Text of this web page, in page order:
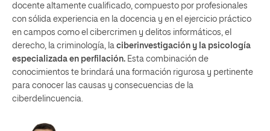
docente altamente cualificado, compuesto por profesionales
con sólida experiencia en la docencia y en el ejercicio práctico
en campos como el cibercrimen y delitos informáticos, el
derecho, la criminología, la ciberinvestigación y la psicología
especializada en perfilación. Esta combinación de
conocimientos te brindará una formación rigurosa y pertinente
para conocer las causas y consecuencias de la
ciberdelincuencia.